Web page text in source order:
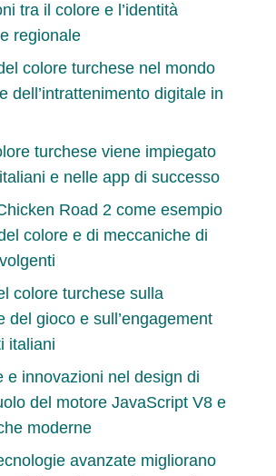
tra il colore e l’identità
regionale
colore turchese nel mondo
dell’intrattenimento digitale in
turchese viene impiegato
e nelle app di successo
Road 2 come esempio
colore e di meccaniche di
colore turchese sulla
del gioco e sull’engagement
italiani
e innovazioni nel design di
del motore JavaScript V8 e
moderne
avanzate migliorano